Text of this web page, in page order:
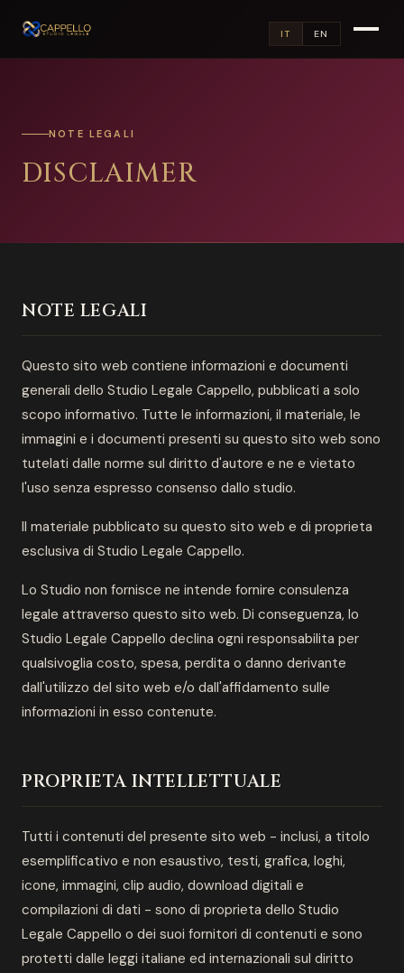
IT EN
NOTE LEGALI
DISCLAIMER
NOTE LEGALI
Questo sito web contiene informazioni e documenti
generali dello Studio Legale Cappello, pubblicati a solo
scopo informativo. Tutte le informazioni, il materiale, le
immagini e i documenti presenti su questo sito web sono
tutelati dalle norme sul diritto d'autore e ne e vietato
l'uso senza espresso consenso dallo studio.
Il materiale pubblicato su questo sito web e di proprieta
esclusiva di Studio Legale Cappello.
Lo Studio non fornisce ne intende fornire consulenza
legale attraverso questo sito web. Di conseguenza, lo
Studio Legale Cappello declina ogni responsabilita per
qualsivoglia costo, spesa, perdita o danno derivante
dall'utilizzo del sito web e/o dall'affidamento sulle
informazioni in esso contenute.
PROPRIETA INTELLETTUALE
Tutti i contenuti del presente sito web - inclusi, a titolo
esemplificativo e non esaustivo, testi, grafica, loghi,
icone, immagini, clip audio, download digitali e
compilazioni di dati - sono di proprieta dello Studio
Legale Cappello o dei suoi fornitori di contenuti e sono
protetti dalle leggi italiane ed internazionali sul diritto